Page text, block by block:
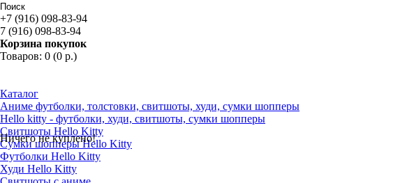
+7 (916) 098-83-94
7 (916) 098-83-94
Корзина покупок
Товаров: 0 (0 р.)
Ничего не куплено!
Каталог
Аниме футболки, толстовки, свитшоты, худи, сумки шопперы
Hello kitty - футболки, худи, свитшоты, сумки шопперы
Свитшоты Hello Kitty
Сумки шопперы Hello Kitty
Футболки Hello Kitty
Худи Hello Kitty